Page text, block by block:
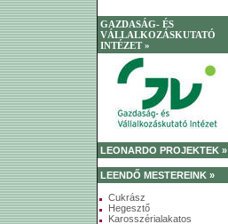
GAZDASÁG- ÉS
VÁLLALKOZÁSKUTATÓ
INTÉZET »
LEONARDO PROJEKTEK »
LEENDŐ MESTEREINK »
Cukrász
Hegesztő
Karosszérialakatos